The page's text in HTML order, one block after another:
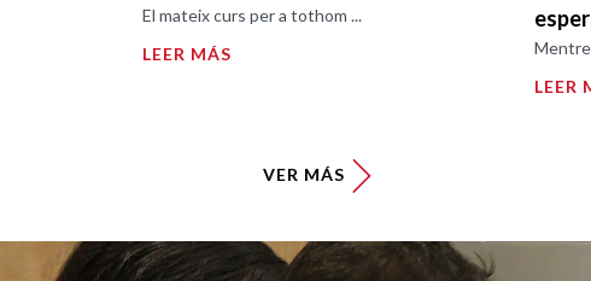
El mateix curs per a tothom ...
LEER MÁS
Mentre
LEER
VER MÁS